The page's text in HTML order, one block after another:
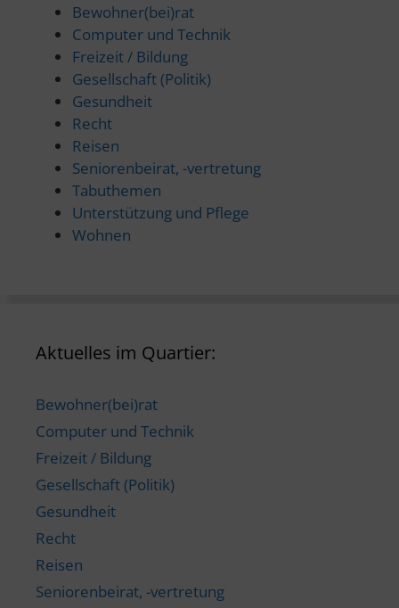
Bewohner(bei)rat
Computer und Technik
Freizeit / Bildung
Gesellschaft (Politik)
Gesundheit
Recht
Reisen
Seniorenbeirat, -vertretung
Tabuthemen
Unterstützung und Pflege
Wohnen
Aktuelles im Quartier:
Bewohner(bei)rat
Computer und Technik
Freizeit / Bildung
Gesellschaft (Politik)
Gesundheit
Recht
Reisen
Seniorenbeirat, -vertretung